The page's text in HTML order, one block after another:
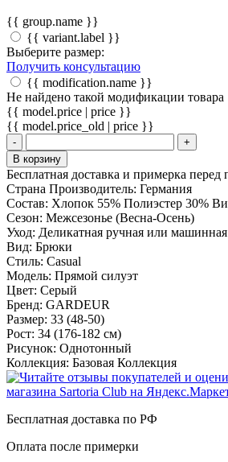
{{ group.name }}
{{ variant.label }}
Выберите размер:
Получить консультацию
{{ modification.name }}
Не найдено такой модификации товара
{{ model.price | price }}
{{ model.price_old | price }}
-
+
В корзину
Бесплатная доставка и примерка перед
Страна Производитель: Германия
Состав: Хлопок 55% Полиэстер 30%
Сезон: Межсезонье (Весна-Осень)
Уход: Деликатная ручная или
Вид: Брюки
Стиль: Casual
Модель: Прямой силуэт
Цвет: Серый
Бренд: GARDEUR
Размер: 33 (48-50)
Рост: 34 (176-182 см)
Рисунок: Однотонный
Коллекция: Базовая Коллекция
Бесплатная доставка по РФ
Оплата после примерки